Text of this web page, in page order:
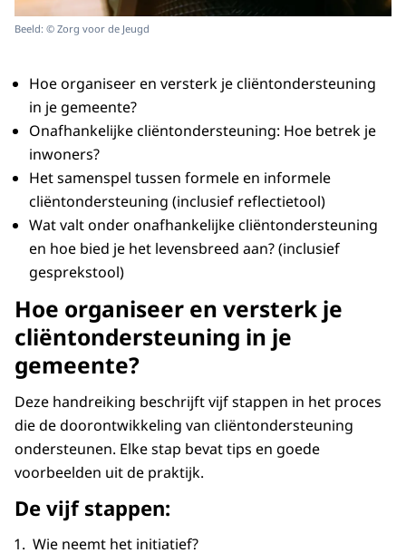
Beeld: © Zorg voor de Jeugd
Hoe organiseer en versterk je cliëntondersteuning
in je gemeente?
Onafhankelijke cliëntondersteuning: Hoe betrek je
inwoners?
Het samenspel tussen formele en informele
cliëntondersteuning (inclusief reflectietool)
Wat valt onder onafhankelijke cliëntondersteuning
en hoe bied je het levensbreed aan? (inclusief
gesprekstool)
Hoe organiseer en versterk je
cliëntondersteuning in je
gemeente?
Deze handreiking beschrijft vijf stappen in het proces
die de doorontwikkeling van cliëntondersteuning
ondersteunen. Elke stap bevat tips en goede
voorbeelden uit de praktijk.
De vijf stappen:
Wie neemt het initiatief?